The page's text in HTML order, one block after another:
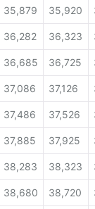
35,879 35,920
36,282 36,323
36,685 36,725
37,086 37,126
37,486 37,526
37,885 37,925
38,283 38,323
38,680 38,720